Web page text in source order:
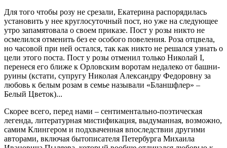
Для того чтобы розу не срезали, Екатерина распорядилась
установить у нее круглосуточный пост, но уже на следующее
утро запамятовала о своем приказе. Пост у розы никто не
осмелился отменить без ее особого повеления. Роза отцвела,
но часовой при ней остался, так как никто не решался узнать о
цели этого поста. Пост у розы отменил только Николай I,
перенеся его ближе к Орловским воротам недалеко от башни-
руины (кстати, супругу Николая Александру Федоровну за
любовь к белым розам в семье называли «Бланшфлер» –
Белый Цветок)...
Скорее всего, перед нами – сентиментально-поэтическая
легенда, литературная мистификация, выдуманная, возможно,
самим Клингером и подхваченная впоследствии другими
авторами, включая бытописателя Петербурга Михаила